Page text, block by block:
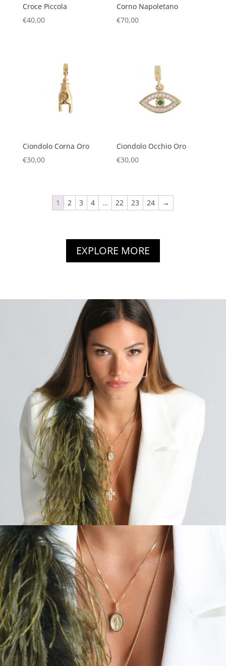
Croce Piccola
€40,00
Corno Napoletano
€70,00
Ciondolo Corna Oro
€30,00
Ciondolo Occhio Oro
€30,00
1 2 3 4 … 22 23 24 →
EXPLORE MORE